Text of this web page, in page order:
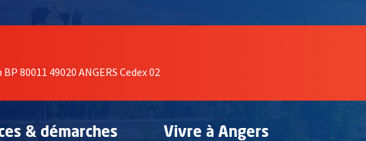
80011 49020 ANGERS Cedex 02
& démarches Vivre à Angers